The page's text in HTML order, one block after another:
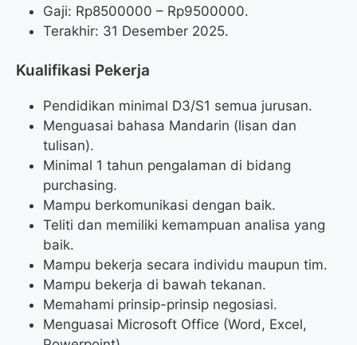
Gaji: Rp8500000 – Rp9500000.
Terakhir: 31 Desember 2025.
Kualifikasi Pekerja
Pendidikan minimal D3/S1 semua jurusan.
Menguasai bahasa Mandarin (lisan dan
tulisan).
Minimal 1 tahun pengalaman di bidang
purchasing.
Mampu berkomunikasi dengan baik.
Teliti dan memiliki kemampuan analisa yang
baik.
Mampu bekerja secara individu maupun tim.
Mampu bekerja di bawah tekanan.
Memahami prinsip-prinsip negosiasi.
Menguasai Microsoft Office (Word, Excel,